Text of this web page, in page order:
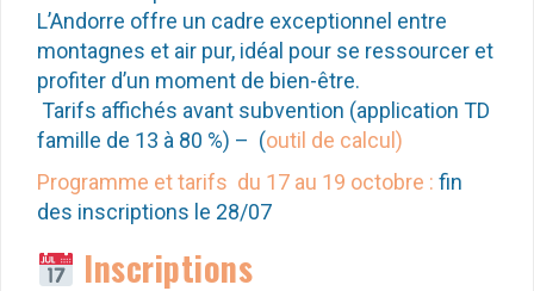
L’Andorre offre un cadre exceptionnel entre
montagnes et air pur, idéal pour se ressourcer et
profiter d’un moment de bien-être.
Tarifs affichés avant subvention (application TD
famille de 13 à 80 %) – (outil de calcul)
Programme et tarifs du 17 au 19 octobre : fin
des inscriptions le 28/07
Inscriptions